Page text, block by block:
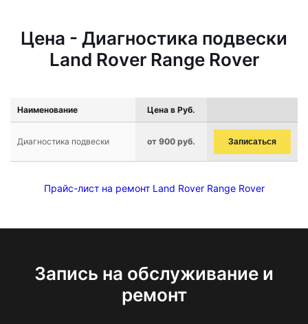
Цена - Диагностика подвески
Land Rover Range Rover
Наименование Цена в Руб.
Диагностика подвески от 900 руб. Записаться
Прайс-лист на ремонт Land Rover Range Rover
Запись на обслуживание и
ремонт